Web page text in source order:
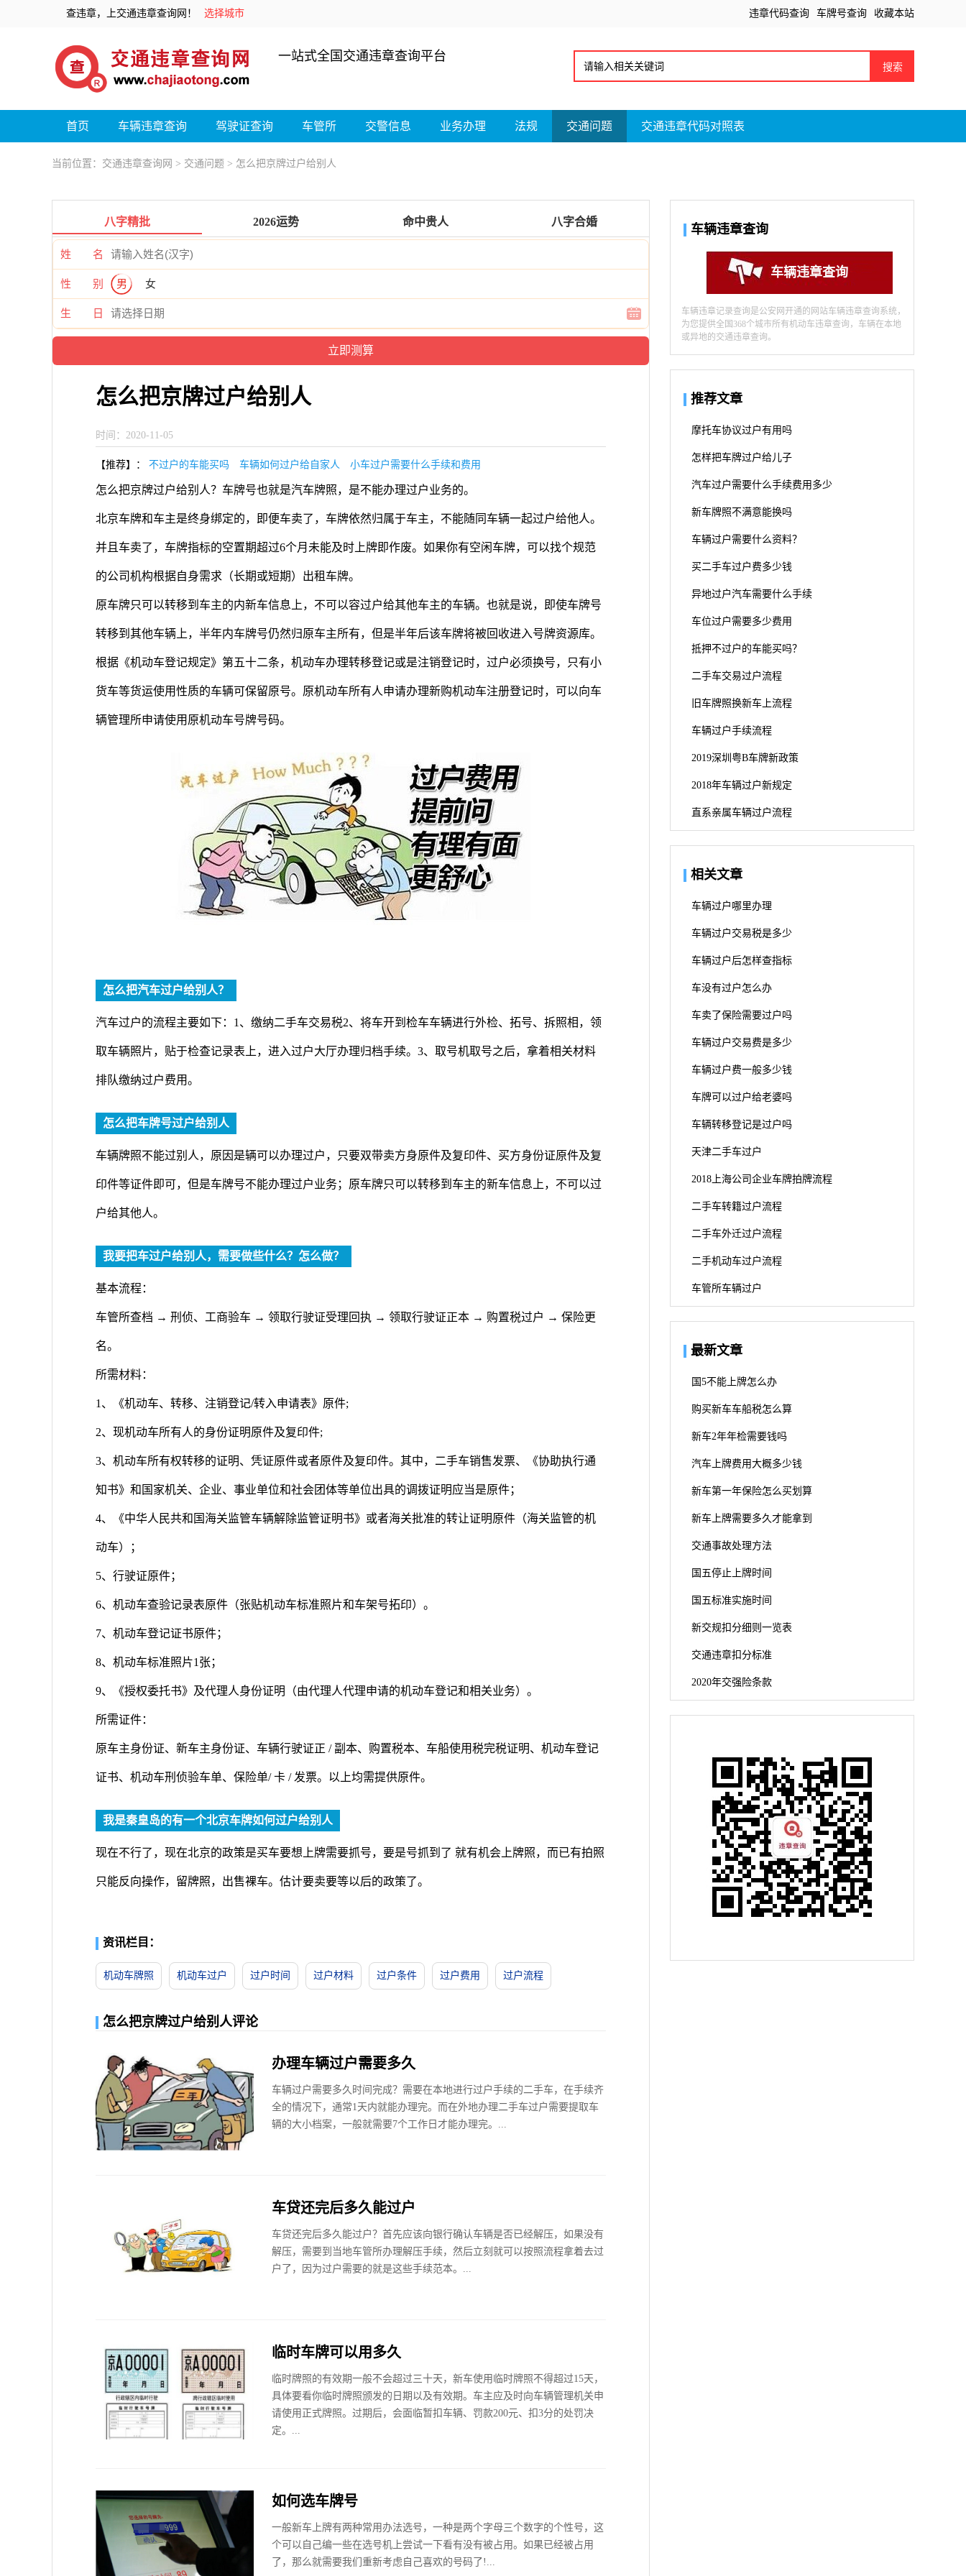
查违章，上交通违章查询网！ 选择城市 违章代码查询 车牌号查询 收藏本站
一站式全国交通违章查询平台
搜索
首页 车辆违章查询 驾驶证查询 车管所 交警信息 业务办理 法规 交通问题 交通违章代码对照表
当前位置： 交通违章查询网 > 交通问题 > 怎么把京牌过户给别人
八字精批 2026运势 命中贵人 八字合婚
姓 名
性 别 男 女
生 日
怎么把京牌过户给别人
时间：2020-11-05
【推荐】： 不过户的车能买吗 车辆如何过户给自家人 小车过户需要什么手续和费用
怎么把京牌过户给别人？车牌号也就是汽车牌照，是不能办理过户业务的。
北京车牌和车主是终身绑定的，即便车卖了，车牌依然归属于车主，不能随同车辆一起过户给他人。
并且车卖了，车牌指标的空置期超过6个月未能及时上牌即作废。如果你有空闲车牌，可以找个规范
的公司机构根据自身需求（长期或短期）出租车牌。
原车牌只可以转移到车主的内新车信息上，不可以容过户给其他车主的车辆。也就是说，即使车牌号
转移到其他车辆上，半年内车牌号仍然归原车主所有，但是半年后该车牌将被回收进入号牌资源库。
根据《机动车登记规定》第五十二条，机动车办理转移登记或是注销登记时，过户必须换号，只有小
货车等货运使用性质的车辆可保留原号。原机动车所有人申请办理新购机动车注册登记时，可以向车
辆管理所申请使用原机动车号牌号码。
怎么把汽车过户给别人？
汽车过户的流程主要如下：1、缴纳二手车交易税2、将车开到检车车辆进行外检、拓号、拆照相，领
取车辆照片，贴于检查记录表上，进入过户大厅办理归档手续。3、取号机取号之后，拿着相关材料
排队缴纳过户费用。
怎么把车牌号过户给别人
车辆牌照不能过别人，原因是辆可以办理过户，只要双带卖方身原件及复印件、买方身份证原件及复
印件等证件即可，但是车牌号不能办理过户业务；原车牌只可以转移到车主的新车信息上，不可以过
户给其他人。
我要把车过户给别人，需要做些什么？怎么做？
基本流程：
车管所查档 → 刑侦、工商验车 → 领取行驶证受理回执 → 领取行驶证正本 → 购置税过户 → 保险更
名。
所需材料：
1、《机动车、转移、注销登记/转入申请表》原件;
2、现机动车所有人的身份证明原件及复印件;
3、机动车所有权转移的证明、凭证原件或者原件及复印件。其中，二手车销售发票、《协助执行通
知书》和国家机关、企业、事业单位和社会团体等单位出具的调拨证明应当是原件；
4、《中华人民共和国海关监管车辆解除监管证明书》或者海关批准的转让证明原件（海关监管的机
动车）；
5、行驶证原件；
6、机动车查验记录表原件（张贴机动车标准照片和车架号拓印）。
7、机动车登记证书原件；
8、机动车标准照片1张；
9、《授权委托书》及代理人身份证明（由代理人代理申请的机动车登记和相关业务）。
所需证件：
原车主身份证、新车主身份证、车辆行驶证正 / 副本、购置税本、车船使用税完税证明、机动车登记
证书、机动车刑侦验车单、保险单/ 卡 / 发票。以上均需提供原件。
我是秦皇岛的有一个北京车牌如何过户给别人
现在不行了，现在北京的政策是买车要想上牌需要抓号，要是号抓到了 就有机会上牌照，而已有拍照
只能反向操作，留牌照，出售裸车。估计要卖要等以后的政策了。
资讯栏目：
机动车牌照 机动车过户 过户时间 过户材料 过户条件 过户费用 过户流程
怎么把京牌过户给别人评论
办理车辆过户需要多久
车辆过户需要多久时间完成？需要在本地进行过户手续的二手车，在手续齐
全的情况下，通常1天内就能办理完。而在外地办理二手车过户需要提取车
辆的大小档案，一般就需要7个工作日才能办理完。...
车贷还完后多久能过户
车贷还完后多久能过户？首先应该向银行确认车辆是否已经解压，如果没有
解压，需要到当地车管所办理解压手续，然后立刻就可以按照流程拿着去过
户了，因为过户需要的就是这些手续范本。...
临时车牌可以用多久
临时牌照的有效期一般不会超过三十天，新车使用临时牌照不得超过15天，
具体要看你临时牌照颁发的日期以及有效期。车主应及时向车辆管理机关申
请使用正式牌照。过期后，会面临暂扣车辆、罚款200元、扣3分的处罚决
定。...
如何选车牌号
一般新车上牌有两种常用办法选号，一种是两个字母三个数字的个性号，这
个可以自己编一些在选号机上尝试一下看有没有被占用。如果已经被占用
了，那么就需要我们重新考虑自己喜欢的号码了!...
车辆违章查询
车辆违章查询
车辆违章记录查询是公安网开通的网站车辆违章查询系统，
为您提供全国368个城市所有机动车违章查询，车辆在本地
或异地的交通违章查询。
推荐文章
摩托车协议过户有用吗
怎样把车牌过户给儿子
汽车过户需要什么手续费用多少
新车牌照不满意能换吗
车辆过户需要什么资料？
买二手车过户费多少钱
异地过户汽车需要什么手续
车位过户需要多少费用
抵押不过户的车能买吗？
二手车交易过户流程
旧车牌照换新车上流程
车辆过户手续流程
2019深圳粤B车牌新政策
2018年车辆过户新规定
直系亲属车辆过户流程
相关文章
车辆过户哪里办理
车辆过户交易税是多少
车辆过户后怎样查指标
车没有过户怎么办
车卖了保险需要过户吗
车辆过户交易费是多少
车辆过户费一般多少钱
车牌可以过户给老婆吗
车辆转移登记是过户吗
天津二手车过户
2018上海公司企业车牌拍牌流程
二手车转籍过户流程
二手车外迁过户流程
二手机动车过户流程
车管所车辆过户
最新文章
国5不能上牌怎么办
购买新车车船税怎么算
新车2年年检需要钱吗
汽车上牌费用大概多少钱
新车第一年保险怎么买划算
新车上牌需要多久才能拿到
交通事故处理方法
国五停止上牌时间
国五标准实施时间
新交规扣分细则一览表
交通违章扣分标准
2020年交强险条款